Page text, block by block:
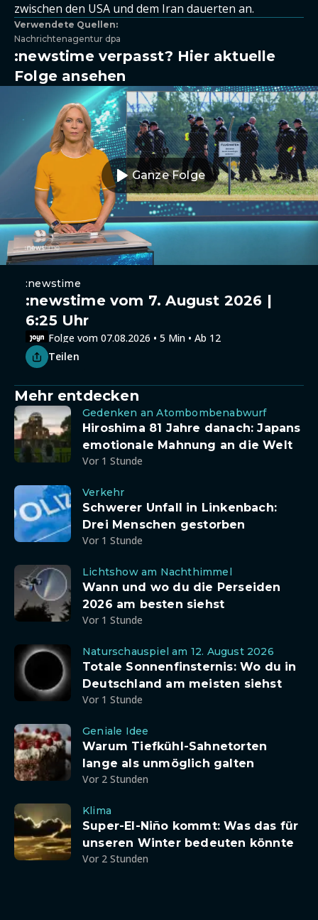
zwischen den USA und dem Iran dauerten an.
Verwendete Quellen:
Nachrichtenagentur dpa
:newstime verpasst? Hier aktuelle
Folge ansehen
Ganze Folge
:newstime
:newstime vom 7. August 2026 |
6:25 Uhr
Folge vom 07.08.2026 • 5 Min • Ab 12
Teilen
Mehr entdecken
Gedenken an Atombombenabwurf
Hiroshima 81 Jahre danach: Japans
emotionale Mahnung an die Welt
Vor 1 Stunde
Verkehr
Schwerer Unfall in Linkenbach:
Drei Menschen gestorben
Vor 1 Stunde
Lichtshow am Nachthimmel
Wann und wo du die Perseiden
2026 am besten siehst
Vor 1 Stunde
Naturschauspiel am 12. August 2026
Totale Sonnenfinsternis: Wo du in
Deutschland am meisten siehst
Vor 1 Stunde
Geniale Idee
Warum Tiefkühl-Sahnetorten
lange als unmöglich galten
Vor 2 Stunden
Klima
Super-El-Niño kommt: Was das für
unseren Winter bedeuten könnte
Vor 2 Stunden